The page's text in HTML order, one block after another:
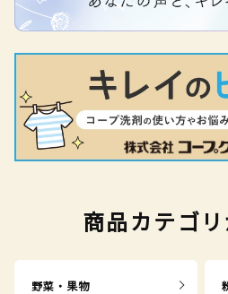
商品カテゴ
野菜・果物